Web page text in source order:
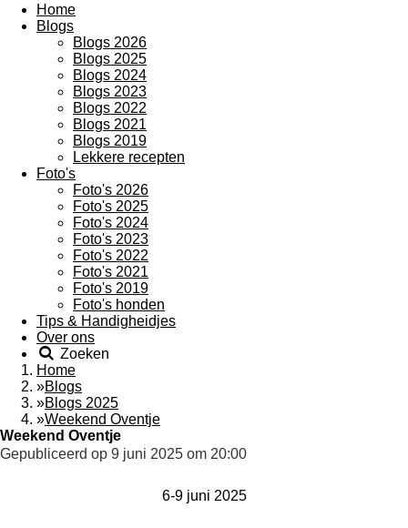
Home
Blogs
Blogs 2026
Blogs 2025
Blogs 2024
Blogs 2023
Blogs 2022
Blogs 2021
Blogs 2019
Lekkere recepten
Foto's
Foto's 2026
Foto's 2025
Foto's 2024
Foto's 2023
Foto's 2022
Foto's 2021
Foto's 2019
Foto's honden
Tips & Handigheidjes
Over ons
Zoeken
Home
»Blogs
»Blogs 2025
»Weekend Oventje
Weekend Oventje
Gepubliceerd op 9 juni 2025 om 20:00
6-9 juni 2025